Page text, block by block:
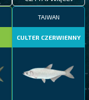
TAJWAN
CULTER CZERWIENNY